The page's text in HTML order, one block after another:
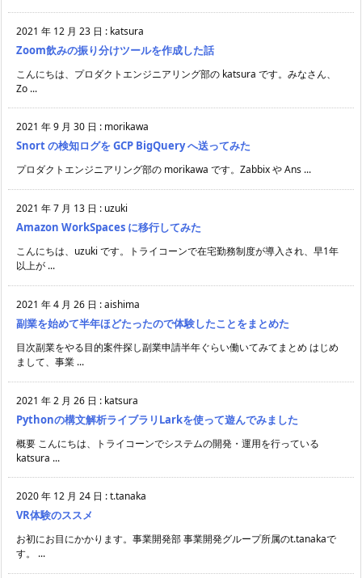
2021 年 12 月 23 日 : katsura
Zoom飲みの振り分けツールを作成した話
こんにちは、プロダクトエンジニアリング部の katsura です。みなさん、
Zo ...
2021 年 9 月 30 日 : morikawa
Snort の検知ログを GCP BigQuery へ送ってみた
プロダクトエンジニアリング部の morikawa です。Zabbix や Ans ...
2021 年 7 月 13 日 : uzuki
Amazon WorkSpaces に移行してみた
こんにちは、uzuki です。トライコーンで在宅勤務制度が導入され、早1年
以上が ...
2021 年 4 月 26 日 :aishima
副業を始めて半年ほどたったので体験したことをまとめた
目次副業をやる目的案件探し副業申請半年ぐらい働いてみてまとめ はじめ
まして、事業 ...
2021 年 2 月 26 日 : katsura
Pythonの構文解析ライブラリLarkを使って遊んでみました
概要 こんにちは、トライコーンでシステムの開発・運用を行っている
katsura ...
2020 年 12 月 24 日 :t.tanaka
VR体験のススメ
お初にお目にかかります。事業開発部 事業開発グループ所属のt.tanakaで
す。 ...